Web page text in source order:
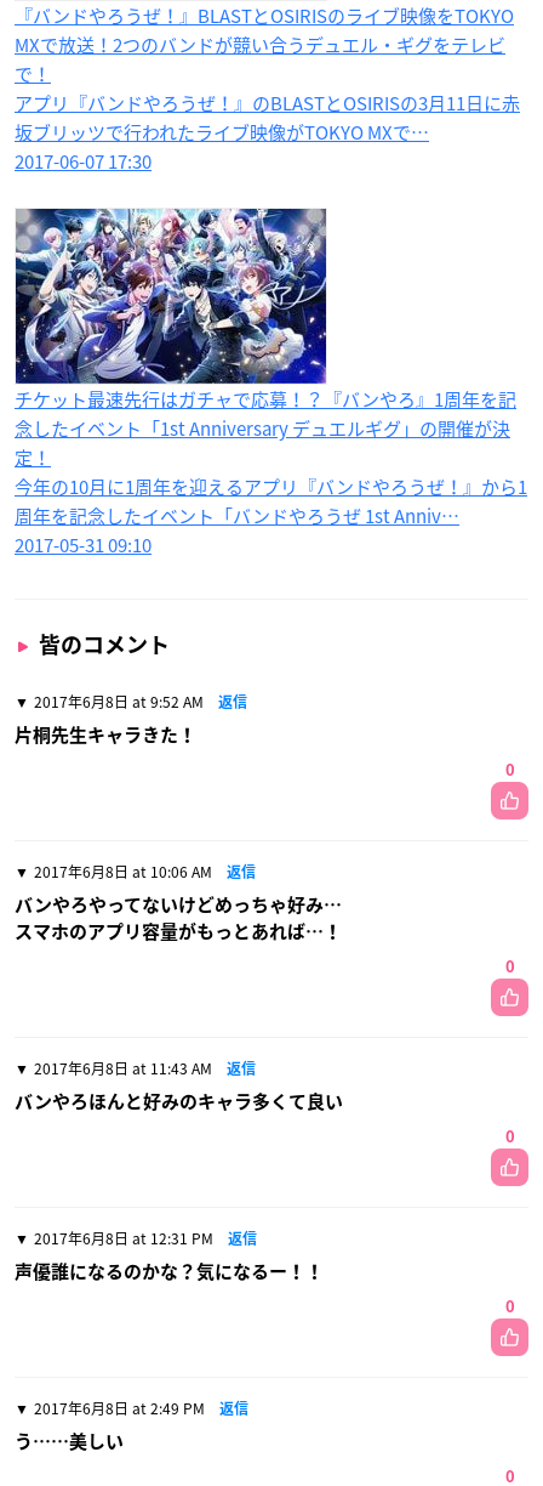
『バンドやろうぜ！』BLASTとOSIRISのライブ映像をTOKYO
MXで放送！2つのバンドが競い合うデュエル・ギグをテレビ
で！
アプリ『バンドやろうぜ！』のBLASTとOSIRISの3月11日に赤
坂ブリッツで行われたライブ映像がTOKYO MXで…
2017-06-07 17:30
チケット最速先行はガチャで応募！？『バンやろ』1周年を記
念したイベント「1st Anniversary デュエルギグ​」の開催が決
定！
今年の10月に1周年を迎えるアプリ『バンドやろうぜ！』から1
周年を記念したイベント「バンドやろうぜ 1st Anniv…
2017-05-31 09:10
皆のコメント
2017年6月8日 at 9:52 AM 返信
片桐先生キャラきた！
0
2017年6月8日 at 10:06 AM 返信
バンやろやってないけどめっちゃ好み…
スマホのアプリ容量がもっとあれば…！
0
2017年6月8日 at 11:43 AM 返信
バンやろほんと好みのキャラ多くて良い
0
2017年6月8日 at 12:31 PM 返信
声優誰になるのかな？気になるー！！
0
2017年6月8日 at 2:49 PM 返信
う……美しい
0